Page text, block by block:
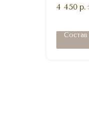
4 450 р.
Состав